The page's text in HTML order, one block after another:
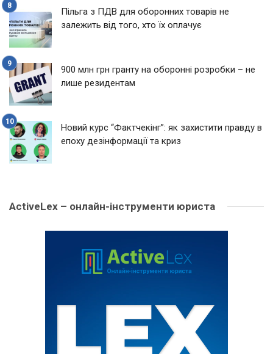
Пільга з ПДВ для оборонних товарів не
залежить від того, хто їх оплачує
900 млн грн гранту на оборонні розробки – не
лише резидентам
Новий курс “Фактчекінг”: як захистити правду в
епоху дезінформації та криз
ActiveLex – онлайн-інструменти юриста